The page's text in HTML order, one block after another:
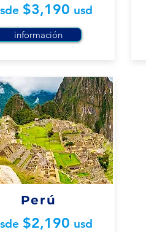
$3,190 usd
información
Perú
$2,190 usd